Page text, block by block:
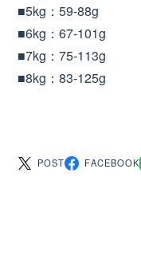
■5kg：59-88g
■6kg：67-101g
■7kg：75-113g
■8kg：83-125g
POST FACEBOOK